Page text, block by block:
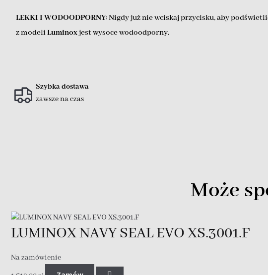
LEKKI I WODOODPORNY: Nigdy już nie wciskaj przycisku, aby
z modeliLuminoxjest wysoce wodoodporny.
Szybka dostawa
zawsze na czas
Może
LUMINOX NAVY SEAL EVO XS.3001.F
Na zamówienie